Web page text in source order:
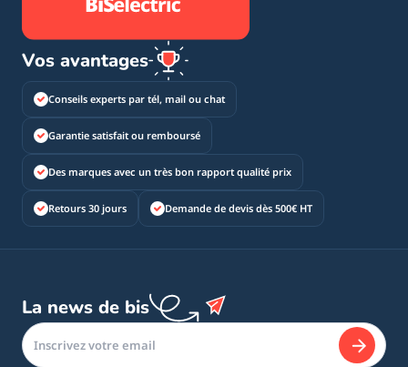
Vos avantages
Conseils experts par tél, mail ou chat
Garantie satisfait ou remboursé
Des marques avec un très bon rapport qualité prix
Retours 30 jours Demande de devis dès 500€ HT
La news de bis